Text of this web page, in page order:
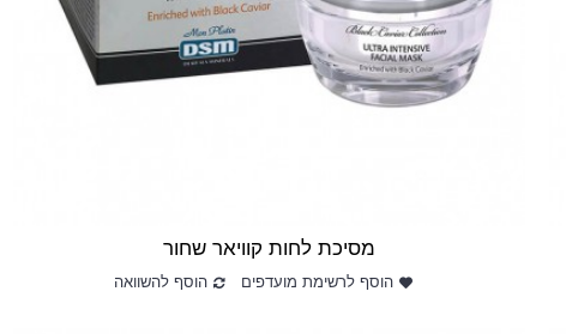
מסיכת לחות קוויאר שחור
הוסף לרשימת מועדפים הוסף להשוואה